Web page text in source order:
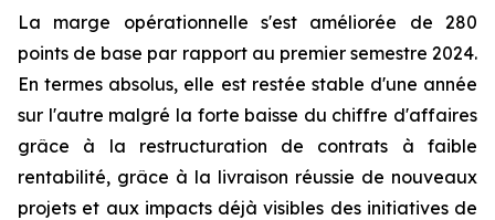
La marge opérationnelle s'est améliorée de 280
points de base par rapport au premier semestre 2024.
En termes absolus, elle est restée stable d'une année
sur l'autre malgré la forte baisse du chiffre d'affaires
grâce à la restructuration de contrats à faible
rentabilité, grâce à la livraison réussie de nouveaux
projets et aux impacts déjà visibles des initiatives de